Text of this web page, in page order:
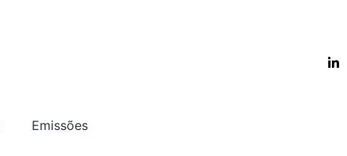
Emissões